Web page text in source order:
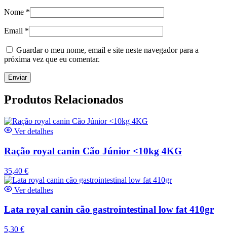
Nome *
Email *
Guardar o meu nome, email e site neste navegador para a
próxima vez que eu comentar.
Produtos Relacionados
Ver detalhes
Ração royal canin Cão Júnior <10kg 4KG
35,40 €
Ver detalhes
Lata royal canin cão gastrointestinal low fat 410gr
5,30 €